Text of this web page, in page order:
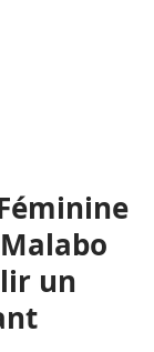
Malabo
un